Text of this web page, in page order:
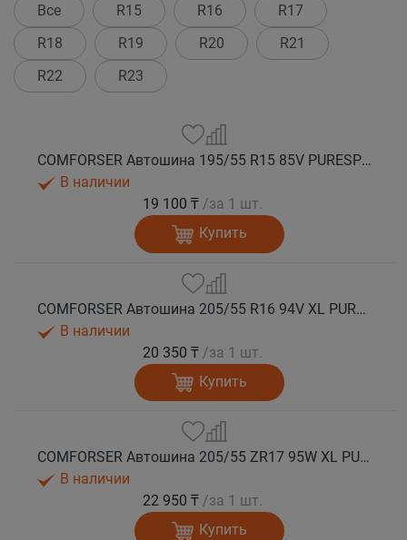
Все R15 R16
R17
R18
R19 R20
R21
R22
R23
COMFORSER Автошина 195/55 R15 85V PURESPEED лето
В наличии
19 100 ₸ /за 1 шт.
Купить
COMFORSER Автошина 205/55 R16 94V XL PURESPEED лето
В наличии
20 350 ₸ /за 1 шт.
Купить
COMFORSER Автошина 205/55 ZR17 95W XL PURESPEED лето
В наличии
22 950 ₸ /за 1 шт.
Купить